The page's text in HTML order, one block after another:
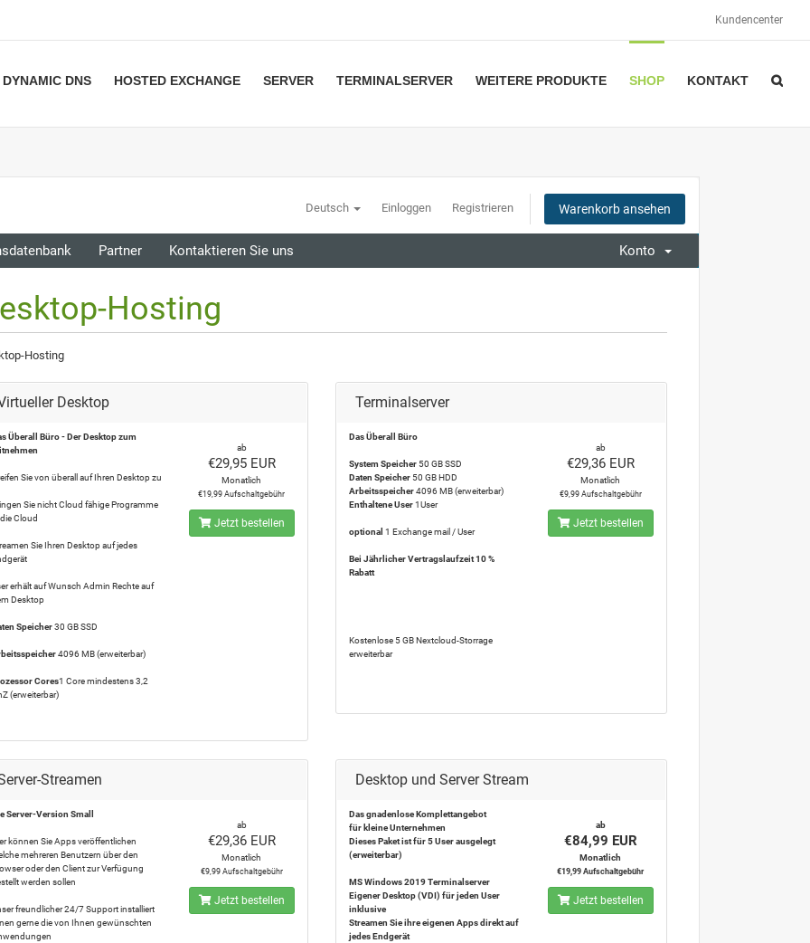
Kundencenter
DYNAMIC DNS HOSTED EXCHANGE SERVER TERMINALSERVER WEITERE PRODUKTE SHOP KONTAKT
Deutsch Einloggen Registrieren Warenkorb ansehen
Partner Kontaktieren Sie uns Konto
Hosting
Hosting
Desktop
Überall Büro - Der Desktop zum
Sie von überall auf Ihren Desktop zu
Sie nicht Cloud fähige Programme
Cloud
Sie Ihren Desktop auf jedes
erhält auf Wunsch Admin Rechte auf
Desktop
Speicher30 GB SSD
4096 MB (erweiterbar)
Cores1 Core mindestens 3,2
(erweiterbar)
ab
€29,95 EUR
Monatlich
€19,99 Aufschaltgebühr
Jetzt bestellen
Terminalserver
Das Überall Büro
System Speicher50 GB SSD
Daten Speicher50 GB HDD
Arbeitsspeicher4096 MB (erweiterbar)
Enthaltene User1User
optional 1 Exchange mail / User
Bei Jährlicher Vertragslaufzeit 10 %
Rabatt
Kostenlose 5 GB Nextcloud-Storrage
erweiterbar
ab
€29,36 EUR
Monatlich
€9,99 Aufschaltgebühr
Jetzt bestellen
Streamen
Server-Version Small
können Sie Apps veröffentlichen
mehreren Benutzern über den
oder den Client zur Verfügung
werden sollen
freundlicher 24/7 Support installiert
gerne die von Ihnen gewünschten
ab
€29,36 EUR
Monatlich
€9,99 Aufschaltgebühr
Jetzt bestellen
Desktop und Server Stream
Das gnadenlose Komplettangebot
für kleine Unternehmen
Dieses Paket ist für 5 User ausgelegt
(erweiterbar)
MS Windows 2019 Terminalserver
Eigener Desktop (VDI) für jeden User
inklusive
Streamen Sie ihre eigenen Apps direkt auf
jedes Endgerät
ab
€84,99 EUR
Monatlich
€19,99 Aufschaltgebühr
Jetzt bestellen